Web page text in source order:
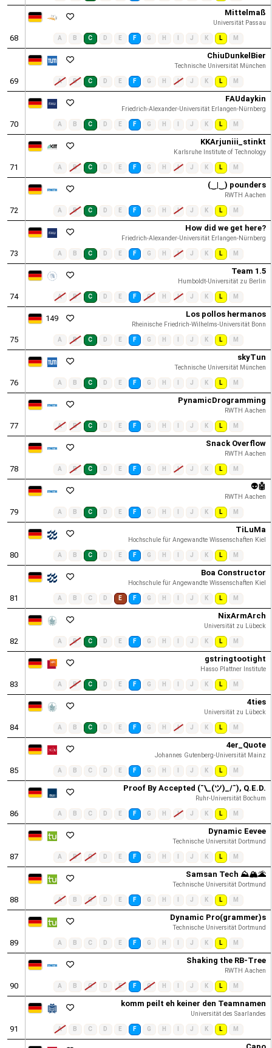
Mittelmaß
Universität Passau
68 A B C D E F G H J K L M
ChiuDunkelBier
Technische Universität München
69 A B C D E F G H I J K L M
FAUdaykin
Friedrich-Alexander-Universität Erlangen-Nürnberg
70 A B C D E F G H J K L M
KKArjuniii_stinkt
Karlsruhe Institute of Technology
71 A B C D E F G H I J K L M
(‿|‿) pounders
RWTH Aachen
72 A B C D E F G H I J K L M
How did we get here?
Friedrich-Alexander-Universität Erlangen-Nürnberg
73 A B C D E F G H I J K L M
Team 1.5
Humboldt-Universität zu Berlin
74 A B C D E F G H I J K L M
149 Los pollos hermanos
Rheinische Friedrich-Wilhelms-Universität Bonn
75 A B C D E F G H J K L M
skyTun
Technische Universität München
76 A B C D E F G H J K L M
PynamicDrogramming
RWTH Aachen
77 A B C D E F G H J K L M
Snack Overflow
RWTH Aachen
78 A B C D E F G H I J K L M
👽🤖
RWTH Aachen
79 A B C D E F G H J K L M
TiLuMa
Hochschule für Angewandte Wissenschaften Kiel
80 A B C D E F G H J K L M
Boa Constructor
Hochschule für Angewandte Wissenschaften Kiel
81 A B C D E F G H J K L M
NixArmArch
Universität zu Lübeck
82 A B C D E F G H J K L M
gstringtootight
Hasso Plattner Institute
83 A B C D E F G H J K L M
4ties
Universität zu Lübeck
84 A B C D E F G H I J K L M
4er_Quote
Johannes Gutenberg-Universität Mainz
85 A B C D E F G H J K L M
Proof By Accepted (¯\_(ツ)_/¯), Q.E.D.
Ruhr-Universität Bochum
86 A B C D E F G H I J K L M
Dynamic Eevee
Technische Universität Dortmund
87 A B C D E F G H J K L M
Samsan Tech ⛰️🏔🌋
Technische Universität Dortmund
88 A B C D E F G H J K L M
Dynamic Pro(grammer)s
Technische Universität Dortmund
89 A B C D E F G H J K L M
Shaking the RB-Tree
RWTH Aachen
90 A B C D E F G H J K L M
komm peilt eh keiner den Teamnamen
Universität des Saarlandes
91 A B C D E F G H J K L M